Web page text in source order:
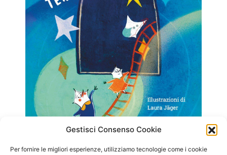
Gestisci Consenso Cookie
Per fornire le migliori esperienze, utilizziamo tecnologie come i cookie